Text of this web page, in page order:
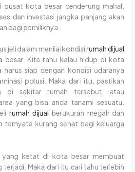
pusat kota besar cenderung mahal,
dan investasi jangka panjang akan
bagi pemiliknya.
jeli dalam menilai kondisirumah dijual
besar. Kita tahu kalau hidup di kota
siap dengan kondisi udaranya
polusi. Maka dari itu, pastikan
di sekitar rumah tersebut, atau
yang bisa anda tanami sesuatu.
rumah dijual berukuran megah dan
ternyata kurang sehat bagi keluarga
yang ketat di kota besar membuat
terjadi. Maka dari itu cari tahu terlebih